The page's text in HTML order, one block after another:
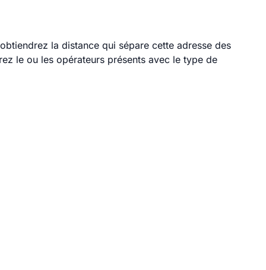
la distance qui sépare cette adresse des
le ou les opérateurs présents avec le type de